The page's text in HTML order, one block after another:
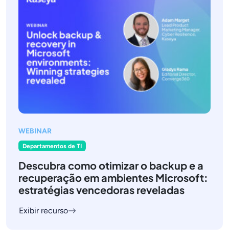
WEBINAR
Departamentos de TI
Descubra como otimizar o backup e a
recuperação em ambientes Microsoft:
estratégias vencedoras reveladas
Exibir recurso